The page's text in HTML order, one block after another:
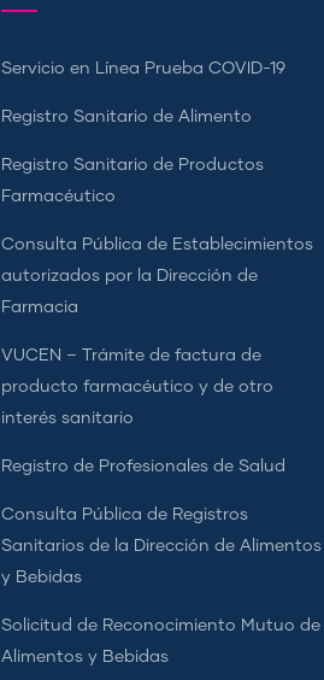
Servicio en Línea Prueba COVID-19
Registro Sanitario de Alimento
Registro Sanitario de Productos
Farmacéutico
Consulta Pública de Establecimientos
autorizados por la Dirección de
Farmacia
VUCEN – Trámite de factura de
producto farmacéutico y de otro
interés sanitario
Registro de Profesionales de Salud
Consulta Pública de Registros
Sanitarios de la Dirección de Alimentos
y Bebidas
Solicitud de Reconocimiento Mutuo de
Alimentos y Bebidas